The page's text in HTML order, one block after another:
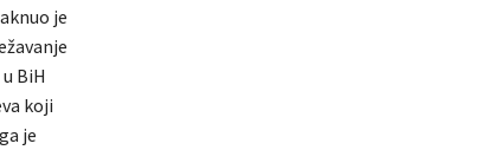
je
BiH
koji
je